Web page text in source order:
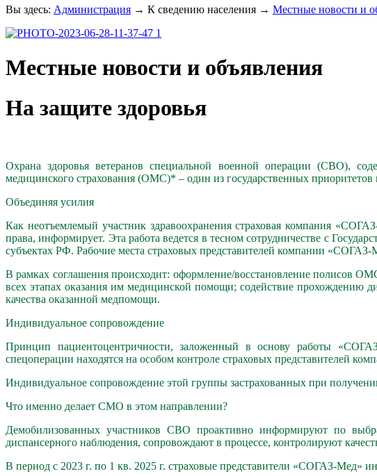
Вы здесь: Администрация → К сведению населения → Местные новости и
Местные новости и объявления
На защите здоровья
Охрана здоровья ветеранов специальной военной операции (СВО),
медицинского страхования (ОМС)* – один из государственных
Объединяя усилия
Как неотъемлемый участник здравоохранения страховая компания
права, информирует. Эта работа ведется в тесном сотрудничестве с
субъектах РФ. Рабочие места страховых представителей компании
В рамках соглашения происходит: оформление/восстановление полисов
всех этапах оказания им медицинской помощи; содействие прохождению
качества оказанной медпомощи.
Индивидуальное сопровождение
Принцип пациентоцентричности, заложенный в основу работы
спецоперации находятся на особом контроле страховых представителей
Индивидуальное сопровождение этой группы застрахованных при
Что именно делает СМО в этом направлении?
Демобилизованных участников СВО проактивно информируют по
диспансерного наблюдения, сопровождают в процессе, контролируют
В период с 2023 г. по 1 кв. 2025 г. страховые представители «СОГАЗ-Мед»